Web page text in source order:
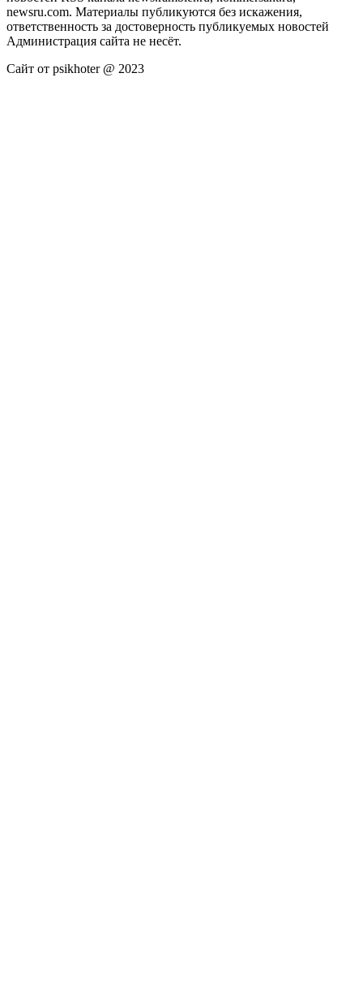
newsru.com. Материалы публикуются без искажения,
ответственность за достоверность публикуемых новостей
Администрация сайта не несёт.
Сайт от psikhoter @ 2023